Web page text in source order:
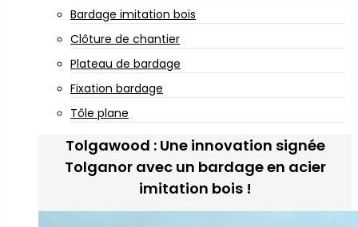
Bardage imitation bois
Clôture de chantier
Plateau de bardage
Fixation bardage
Tôle plane
Tolgawood : Une innovation signée
Tolganor avec un bardage en acier
imitation bois !